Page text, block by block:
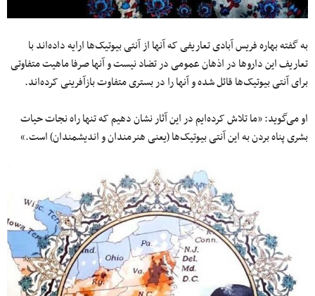
به گفته بهاره فریس آبادی تعاریفی که آنها از آنتی بیوتیک‌ها ارایه داده‌اند با
تعاریف این داروها در اذهان عمومی در تضاد نیست و آنها صرفا ماهیت متفاوتی
برای آنتی بیوتیک‌ها قائل شده و آنها را در بستری متفاوت بازآفرینی کرده‌اند.
او می‌گوید: «ما تلاش کرده‌ایم در این آثار نشان دهیم که تنها راه نجات حیات
بشری پناه بردن به این آنتی بیوتیک‌ها (یعنی هنرمندان و اندیشمندان) است.»